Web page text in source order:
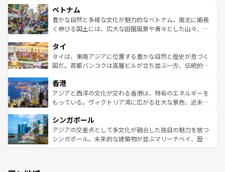
参照してほしい。
容にもいいと評判のスイーツなど、バラエティ豊かな料理
が味わえる。 なお、新着の台湾情報は コンテンツ一覧を参
照してほしい。
き、地方に足を延ばせば四季折々の自然美を楽しむことが
できる。そして、キムチや焼肉、絶品のストリートフード
まで、さまざまな韓国料理が待っている。夜には、韓国な
リティに包まれながら、韓国の多彩な魅力を心ゆくまで味
わってみてほしい。 なお、新着の韓国情報はコンテンツ一
覧を参照してほしい。
ベトナム
豊かな自然と多様な文化が魅力的なベトナム。南北に細長
く伸びる国土には、広大な田園風景や青々とした山々、世
急速な発展と共に伝統が息づく。ハノイの古い町並みやホ
ーチミン市のフランス統治時代の建物も、独特の雰囲気を
醸し出している。また、バラエティの豊かさとおいしさで
とつ。フォーやバインミー、ベトナムコーヒーなどは、ぜ
ひ現地で味わいたい。どの地域を訪れてもあたたかい人々
が旅行者を迎えてくれるので、きっと忘れられない旅にな
参照してほしい。
タイ
タイは、東南アジアに位置する豊かな自然と歴史が息づく
国だ。首都バンコクは高層ビルが立ち並ぶ一方、伝統的な
の活気が交差している。北部ではチェンマイなどの山岳地
帯で自然と触れ合い、南部ではプーケットやクラビの美し
いビーチでリゾート気分を楽しむことができる。タイ料理
激する。気候は一年中温暖で、どの季節にも異なる楽しみ
が待っている。親しみやすいタイの人々、仏教を中心とし
た文化、そして多様な観光資源が、訪れる旅人を魅了し続
香港
アジアと西洋の文化が交わる香港は、特有のエネルギーを
もっている。ヴィクトリア湾に広がる壮大な景色、近未来
み、どこを訪れても感動するはず。観光スポットが密集し
ており、効率よく見どころを回れるのも魅力。息をのむよ
うな絶景から文化的な体験まで、香港を存分に楽しみ尽く
シンガポール
アジアの交差点として多文化が融合した独自の魅力を放つ
シンガポール。未来的な建築物が並ぶマリーナベイ、歴史